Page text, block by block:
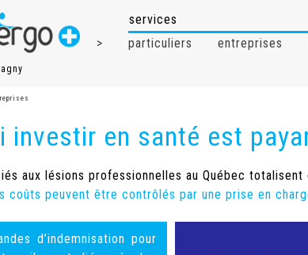
services
> particuliers entreprises
investir en santé est
aux lésions professionnelles au Québec
coûts peuvent être contrôlés par une prise en
d’indemnisation pour